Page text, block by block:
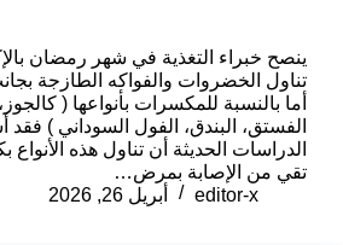
ينصح خبراء التغذية في شهر رمضان
تناول الخضروات والفواكه الطازجة
أما بالنسبة للمكسرات بأنواعها ( كالجوز،
الفستق، البندق، الفول السوداني ) فقد
الدراسات الحديثة أن تناول هذه الأنواع
تقي من الإصابة بمرض…
editor-x
أبريل 26, 2026